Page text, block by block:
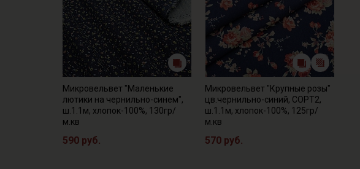
Микровельвет "Маленькие
лютики на чернильно-синем",
ш.1.1м, хлопок-100%, 130гр/
м.кв
590 руб.
Микровельвет "Крупные розы"
цв.чернильно-синий, СОРТ2,
ш.1.1м, хлопок-100%, 125гр/
м.кв
570 руб.